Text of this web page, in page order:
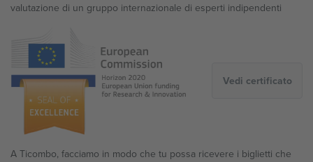
valutazione di un gruppo internazionale di esperti indipendenti
A Ticombo, facciamo in modo che tu possa ricevere i biglietti che